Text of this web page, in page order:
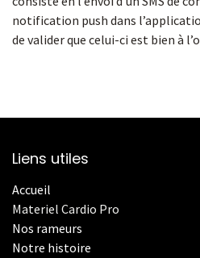
notification push dans
de valider que celui-ci est bien à
Liens utiles
Accueil
Materiel Cardio Pro
Nos rameurs
Notre histoire